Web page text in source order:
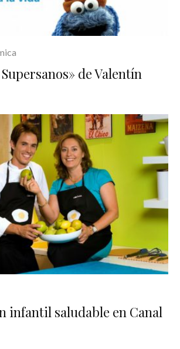
de Valentín
infantil saludable en Canal